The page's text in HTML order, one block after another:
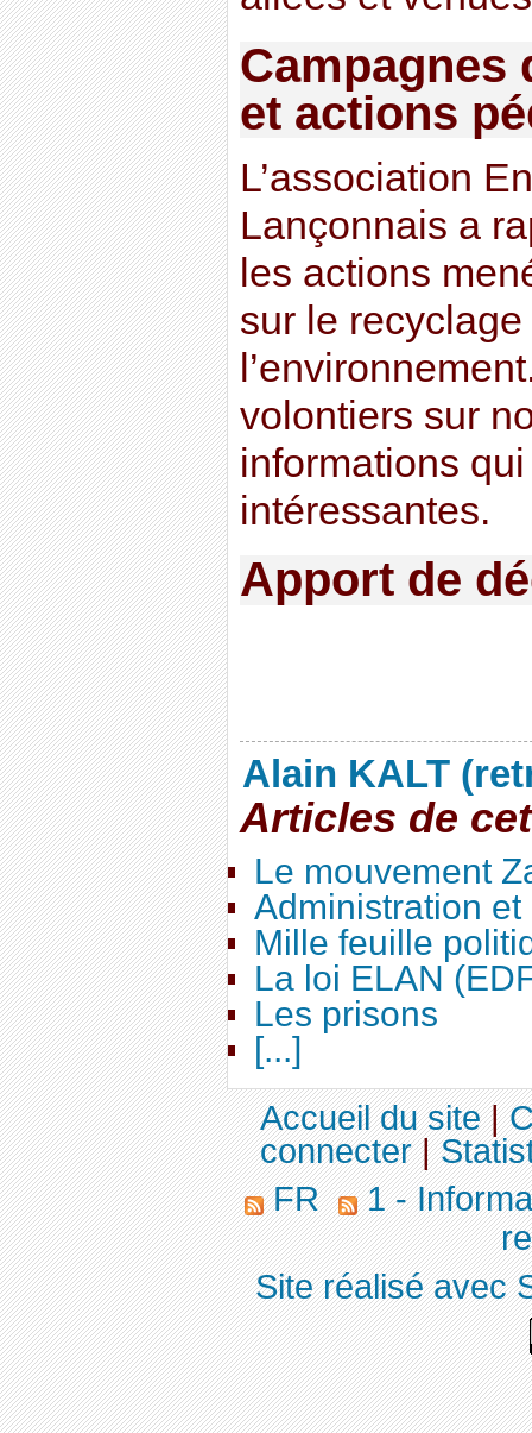
Campagnes
et actions
L’association
Lançonnais a
les actions
sur le
volontiers sur
informations
intéressantes.
Apport de
Alain KALT
Articles de
Le mouvement
Administration
Mille feuille
La loi ELAN
Les prisons
[...]
Accueil du site|
connecter|
FR
1 -
Site réalisé avec